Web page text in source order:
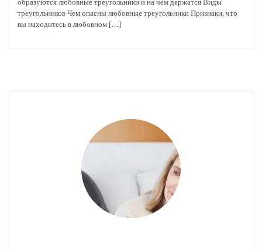
образуются любовные треугольники и на чем держатся Виды
треугольников Чем опасны любовные треугольники Признаки, что
вы находитесь в любовном […]